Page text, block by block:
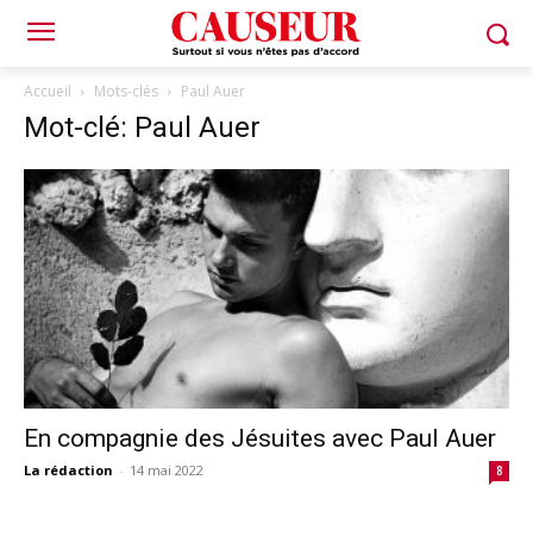
Accueil Mots-clés Paul Auer
Mot-clé: Paul Auer
En compagnie des Jésuites avec Paul Auer
La rédaction - 14 mai 2022 8